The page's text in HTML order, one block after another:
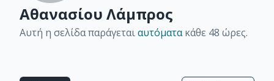
Αθανασίου Λάμπρος
Αυτή η σελίδα παράγεταιαυτόματακάθε 48 ώρες.